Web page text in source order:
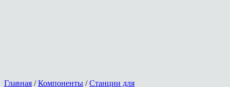
Главная /Компоненты /Станции для